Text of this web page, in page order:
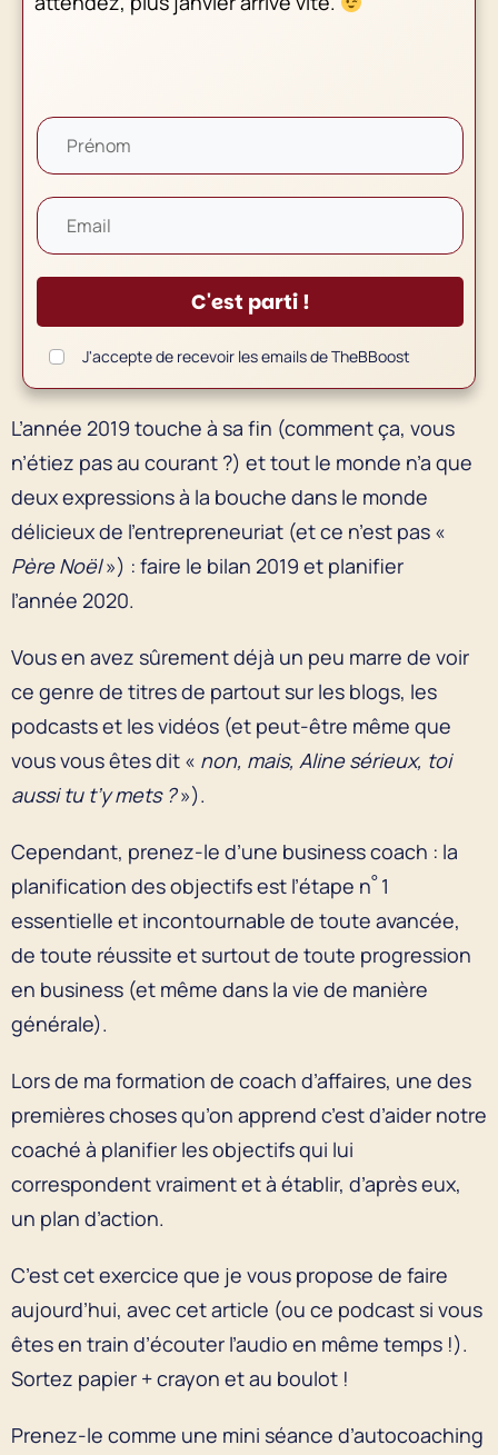
C'est parti !
J'accepte de recevoir les emails de TheBBoost
L’année 2019 touche à sa fin (comment ça, vous
n’étiez pas au courant ?) et tout le monde n’a que
deux expressions à la bouche dans le monde
délicieux de l’entrepreneuriat (et ce n’est pas «
Père Noël») : faire le bilan 2019 et planifier
l’année 2020.
Vous en avez sûrement déjà un peu marre de voir
ce genre de titres de partout sur les blogs, les
podcasts et les vidéos (et peut-être même que
vous vous êtes dit « non, mais, Aline sérieux, toi
aussi tu t’y mets ?»).
Cependant, prenez-le d’une business coach : la
planification des objectifs est l’étape n° 1
essentielle et incontournable de toute avancée,
de toute réussite et surtout de toute progression
en business (et même dans la vie de manière
générale).
Lors de ma formation de coach d’affaires, une des
premières choses qu’on apprend c’est d’aider notre
coaché à planifier les objectifs qui lui
correspondent vraiment et à établir, d’après eux,
un plan d’action.
C’est cet exercice que je vous propose de faire
aujourd’hui, avec cet article (ou ce podcast si vous
êtes en train d’écouter l’audio en même temps !).
Sortez papier + crayon et au boulot !
Prenez-le comme une mini séance d’autocoaching